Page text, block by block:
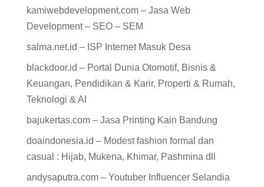
kamiwebdevelopment.com – Jasa Web
Development – SEO – SEM
salma.net.id – ISP Internet Masuk Desa
blackdoor.id – Portal Dunia Otomotif, Bisnis &
Keuangan, Pendidikan & Karir, Properti & Rumah,
Teknologi & AI
bajukertas.com – Jasa Printing Kain Bandung
doaindonesia.id – Modest fashion formal dan
casual : Hijab, Mukena, Khimar, Pashmina dll
andysaputra.com – Youtuber Influencer Selandia